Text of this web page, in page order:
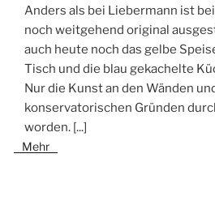
Anders als bei Liebermann ist
noch weitgehend original
auch heute noch das gelbe
Tisch und die blau gekachelte
Nur die Kunst an den Wänden
konservatorischen Gründen
worden. [...]
Mehr